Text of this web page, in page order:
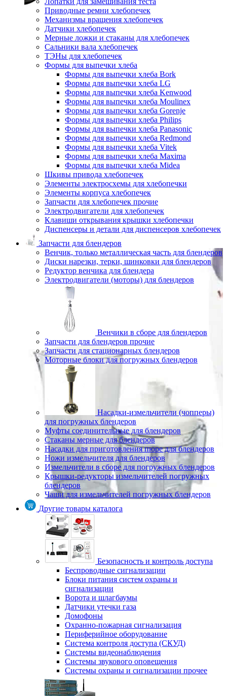
Приводные ремни хлебопечек
Механизмы вращения хлебопечек
Датчики хлебопечек
Мерные ложки и стаканы для хлебопечек
Сальники вала хлебопечек
ТЭНы для хлебопечек
Формы для выпечки хлеба
Формы для выпечки хлеба Bork
Формы для выпечки хлеба LG
Формы для выпечки хлеба Kenwood
Формы для выпечки хлеба Moulinex
Формы для выпечки хлеба Gorenje
Формы для выпечки хлеба Philips
Формы для выпечки хлеба Panasonic
Формы для выпечки хлеба Redmond
Формы для выпечки хлеба Vitek
Формы для выпечки хлеба Maxima
Формы для выпечки хлеба Midea
Шкивы привода хлебопечек
Элементы электросхемы для хлебопечки
Элементы корпуса хлебопечек
Запчасти для хлебопечек прочие
Электродвигатели для хлебопечек
Клавиши открывания крышки хлебопечки
Диспенсеры и детали для диспенсеров хлебопечек
Запчасти для блендеров
Венчик, только металлическая часть для блендеров
Диски нарезки, терки, шинковки для блендеров
Редуктор венчика для блендера
Электродвигатели (моторы) для блендеров
Венчики в сборе для блендеров
Запчасти для блендеров прочие
Запчасти для стационарных блендеров
Моторные блоки для погружных блендеров
Насадки-измельчители (чопперы)
для погружных блендеров
Муфты соединительные для блендеров
Стаканы мерные для блендеров
Насадки для приготовления пюре для блендеров
Ножи измельчителя для блендеров
Измельчители в сборе для погружных блендеров
Крышки-редукторы измельчителей погружных
блендеров
Чаши для измельчителей погружных блендеров
Другие товары каталога
Безопасность и контроль доступа
Беспроводные сигнализации
Блоки питания систем охраны и
сигнализации
Ворота и шлагбаумы
Датчики утечки газа
Домофоны
Охранно-пожарная сигнализация
Периферийное оборудование
Система контроля доступа (СКУД)
Системы видеонаблюдения
Системы звукового оповещения
Системы охраны и сигнализации прочее